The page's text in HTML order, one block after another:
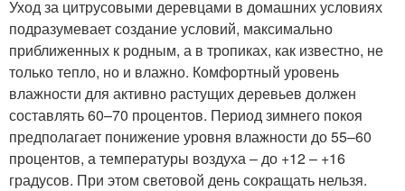
Уход за цитрусовыми деревцами в домашних условиях
подразумевает создание условий, максимально
приближенных к родным, а в тропиках, как известно, не
только тепло, но и влажно. Комфортный уровень
влажности для активно растущих деревьев должен
составлять 60–70 процентов. Период зимнего покоя
предполагает понижение уровня влажности до 55–60
процентов, а температуры воздуха – до +12 – +16
градусов. При этом световой день сокращать нельзя.